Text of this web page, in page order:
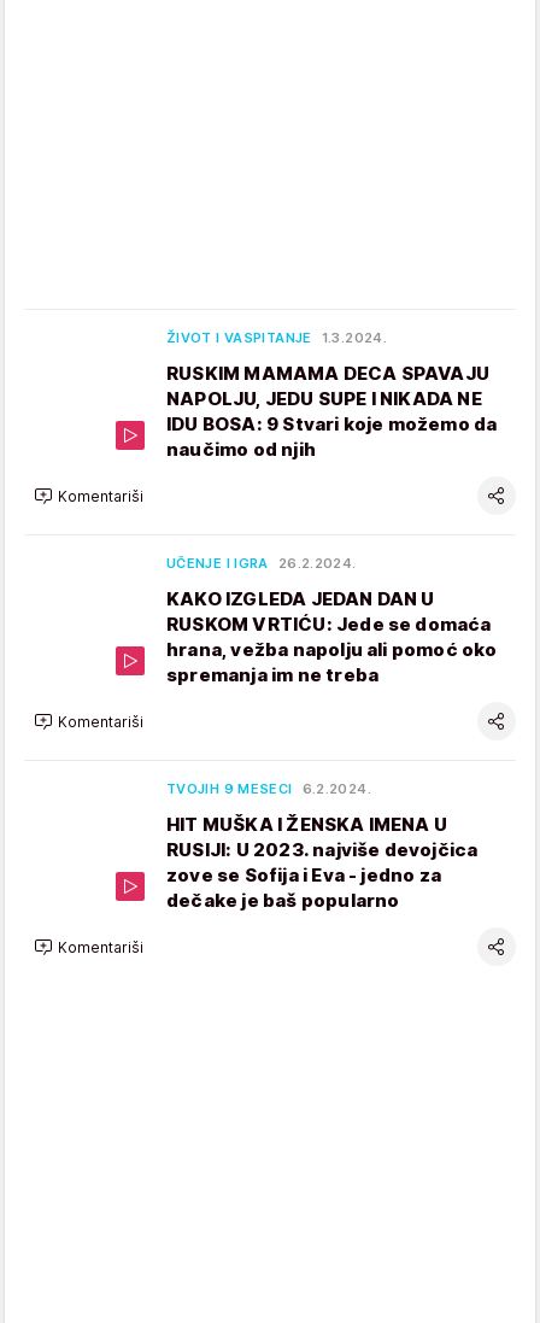
ŽIVOT I VASPITANJE 1.3.2024.
RUSKIM MAMAMA DECA SPAVAJU
NAPOLJU, JEDU SUPE I NIKADA NE
IDU BOSA: 9 Stvari koje možemo da
naučimo od njih
Komentariši
UČENJE I IGRA 26.2.2024.
KAKO IZGLEDA JEDAN DAN U
RUSKOM VRTIĆU: Jede se domaća
hrana, vežba napolju ali pomoć oko
spremanja im ne treba
Komentariši
TVOJIH 9 MESECI 6.2.2024.
HIT MUŠKA I ŽENSKA IMENA U
RUSIJI: U 2023. najviše devojčica
zove se Sofija i Eva - jedno za
dečake je baš popularno
Komentariši